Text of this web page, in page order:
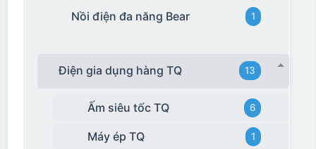
Nồi điện đa năng Bear 1
Điện gia dụng hàng TQ 13
Ấm siêu tốc TQ 6
Máy ép TQ 1